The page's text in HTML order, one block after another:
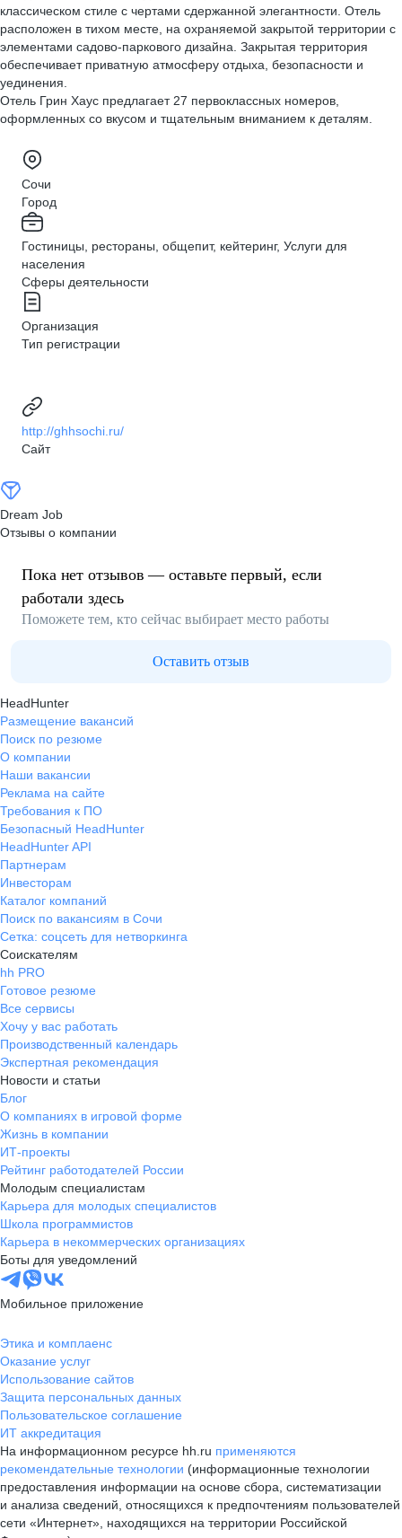
классическом стиле с чертами сдержанной элегантности. Отель
расположен в тихом месте, на охраняемой закрытой территории с
элементами садово-паркового дизайна. Закрытая территория
обеспечивает приватную атмосферу отдыха, безопасности и
уединения.
Отель Грин Хаус предлагает 27 первоклассных номеров,
оформленных со вкусом и тщательным вниманием к деталям.
Сочи
Город
Гостиницы, рестораны, общепит, кейтеринг, Услуги для
населения
Сферы деятельности
Организация
Тип регистрации
http://ghhsochi.ru/
Сайт
Dream Job
Отзывы о компании
Пока нет отзывов — оставьте первый, если
работали здесь
Поможете тем, кто сейчас выбирает место работы
Оставить отзыв
HeadHunter
Размещение вакансий
Поиск по резюме
О компании
Наши вакансии
Реклама на сайте
Требования к ПО
Безопасный HeadHunter
HeadHunter API
Партнерам
Инвесторам
Каталог компаний
Поиск по вакансиям в Сочи
Сетка: соцсеть для нетворкинга
Соискателям
hh PRO
Готовое резюме
Все сервисы
Хочу у вас работать
Производственный календарь
Экспертная рекомендация
Новости и статьи
Блог
О компаниях в игровой форме
Жизнь в компании
ИТ-проекты
Рейтинг работодателей России
Молодым специалистам
Карьера для молодых специалистов
Школа программистов
Карьера в некоммерческих организациях
Боты для уведомлений
Мобильное приложение
Этика и комплаенс
Оказание услуг
Использование сайтов
Защита персональных данных
Пользовательское соглашение
ИТ аккредитация
На информационном ресурсе hh.ru применяются
рекомендательные технологии (информационные технологии
предоставления информации на основе сбора, систематизации
и анализа сведений, относящихся к предпочтениям пользователей
сети «Интернет», находящихся на территории Российской